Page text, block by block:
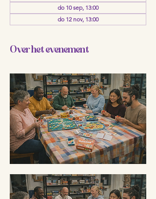
do 10 sep, 13:00
do 12 nov, 13:00
Over het evenement